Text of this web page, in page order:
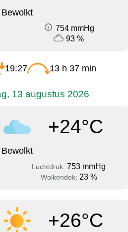
Bewolkt
754 mmHg
93 %
19:27 13 h 37 min
13 augustus 2026
+24°C
Bewolkt
Luchtdruk: 753 mmHg
Wolkendek: 23 %
+26°C